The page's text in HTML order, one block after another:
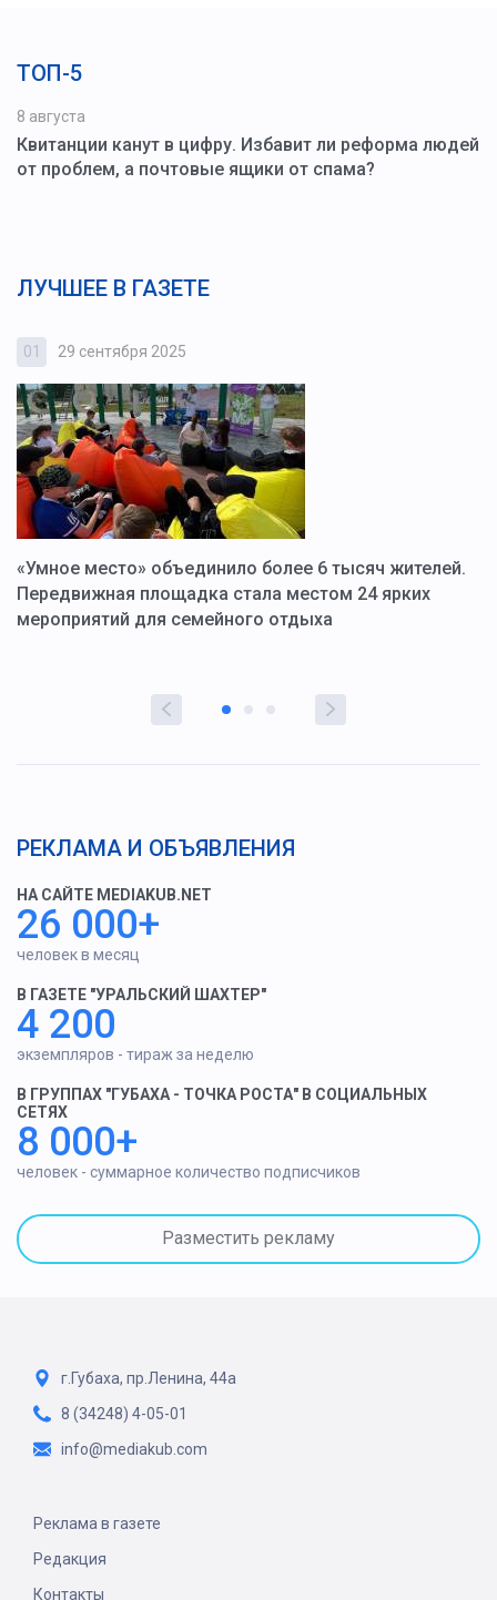
ТОП-5
8 августа
Квитанции канут в цифру. Избавит ли реформа людей
от проблем, а почтовые ящики от спама?
ЛУЧШЕЕ В ГАЗЕТЕ
01 29 сентября 2025
«Умное место» объединило более 6 тысяч жителей.
Передвижная площадка стала местом 24 ярких
мероприятий для семейного отдыха
РЕКЛАМА И ОБЪЯВЛЕНИЯ
НА САЙТЕ MEDIAKUB.NET
26 000+
человек в месяц
В ГАЗЕТЕ "УРАЛЬСКИЙ ШАХТЕР"
4 200
экземпляров - тираж за неделю
В ГРУППАХ "ГУБАХА - ТОЧКА РОСТА" В СОЦИАЛЬНЫХ
СЕТЯХ
8 000+
человек - суммарное количество подписчиков
Разместить рекламу
г.Губаха, пр.Ленина, 44а
8 (34248) 4-05-01
info@mediakub.com
Реклама в газете
Редакция
Контакты